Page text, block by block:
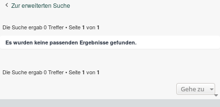
Zur erweiterten Suche
Die Suche ergab 0 Treffer • Seite 1 von 1
Es wurden keine passenden Ergebnisse gefunden.
Die Suche ergab 0 Treffer • Seite 1 von 1
Gehe zu